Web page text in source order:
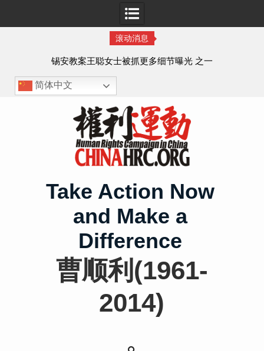
滚动消息
锡安教案王聪女士被抓更多细节曝光 之一
简体中文
Take Action Now
and Make a
Difference
曹顺利(1961-
2014)